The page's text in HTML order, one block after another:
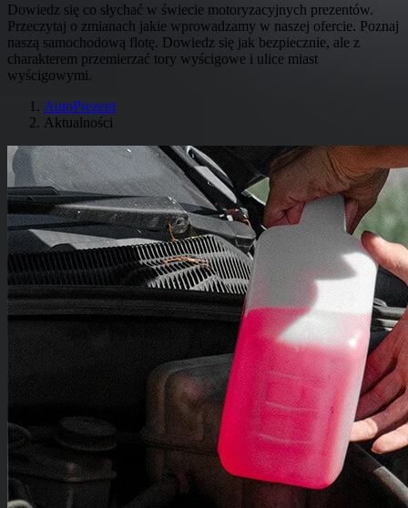
Dowiedz się co słychać w świecie motoryzacyjnych prezentów.
Przeczytaj o zmianach jakie wprowadzamy w naszej ofercie. Poznaj
naszą samochodową flotę. Dowiedz się jak bezpiecznie, ale z
charakterem przemierzać tory wyścigowe i ulice miast
wyścigowymi.
AutoPrezent
Aktualności